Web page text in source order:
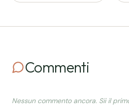
Commenti
Nessun commento ancora. Sii il